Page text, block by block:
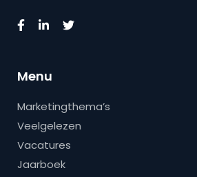
Menu
Marketingthema’s
Veelgelezen
Vacatures
Jaarboek